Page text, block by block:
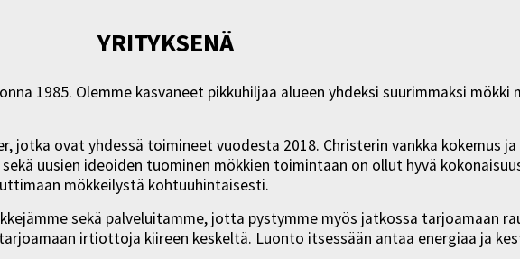
YRITYKSENÄ
1985. Olemme kasvaneet pikkuhiljaa alueen yhdeksi suurimmaksi
jotka ovat yhdessä toimineet vuodesta 2018. Christerin vankka kokemus
uusien ideoiden tuominen mökkien toimintaan on ollut hyvä
mökkeilystä kohtuuhintaisesti.
sekä palveluitamme, jotta pystymme myös jatkossa tarjoamaan
irtiottoja kiireen keskeltä. Luonto itsessään antaa energiaa ja